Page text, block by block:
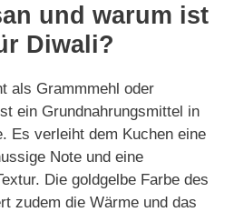
und warum ist
Diwali?
als Grammmehl oder
ein Grundnahrungsmittel in
Es verleiht dem Kuchen eine
Note und eine
Die goldgelbe Farbe des
zudem die Wärme und das